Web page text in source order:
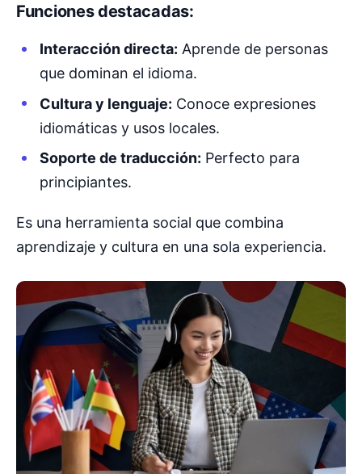
Funciones destacadas:
Interacción directa: Aprende de personas
que dominan el idioma.
Cultura y lenguaje: Conoce expresiones
idiomáticas y usos locales.
Soporte de traducción: Perfecto para
principiantes.
Es una herramienta social que combina
aprendizaje y cultura en una sola experiencia.